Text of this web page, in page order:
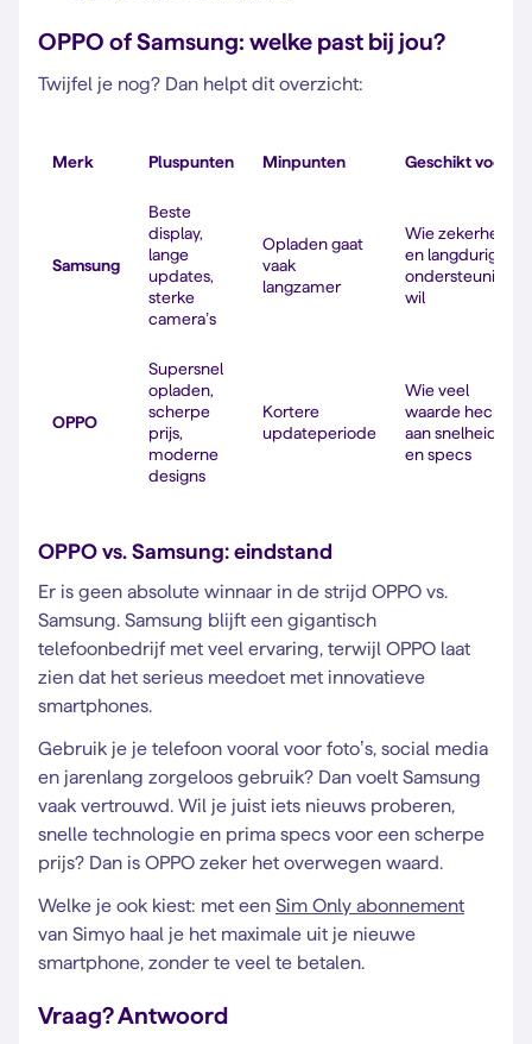
OPPO of Samsung: welke past bij jou?
Twijfel je nog? Dan helpt dit overzicht:
Merk Pluspunten Minpunten Geschikt voor
Samsung
Beste
display,
lange
updates,
sterke
camera’s
Opladen gaat
vaak
langzamer
Wie zekerheid
en langdurige
ondersteuning
wil
OPPO
Supersnel
opladen,
scherpe
prijs,
moderne
designs
Kortere
updateperiode
Wie veel
waarde hecht
aan snelheid
en specs
OPPO vs. Samsung: eindstand
Er is geen absolute winnaar in de strijd OPPO vs.
Samsung. Samsung blijft een gigantisch
telefoonbedrijf met veel ervaring, terwijl OPPO laat
zien dat het serieus meedoet met innovatieve
smartphones.
Gebruik je je telefoon vooral voor foto’s, social media
en jarenlang zorgeloos gebruik? Dan voelt Samsung
vaak vertrouwd. Wil je juist iets nieuws proberen,
snelle technologie en prima specs voor een scherpe
prijs? Dan is OPPO zeker het overwegen waard.
Welke je ook kiest: met een Sim Only abonnement
van Simyo haal je het maximale uit je nieuwe
smartphone, zonder te veel te betalen.
Vraag? Antwoord